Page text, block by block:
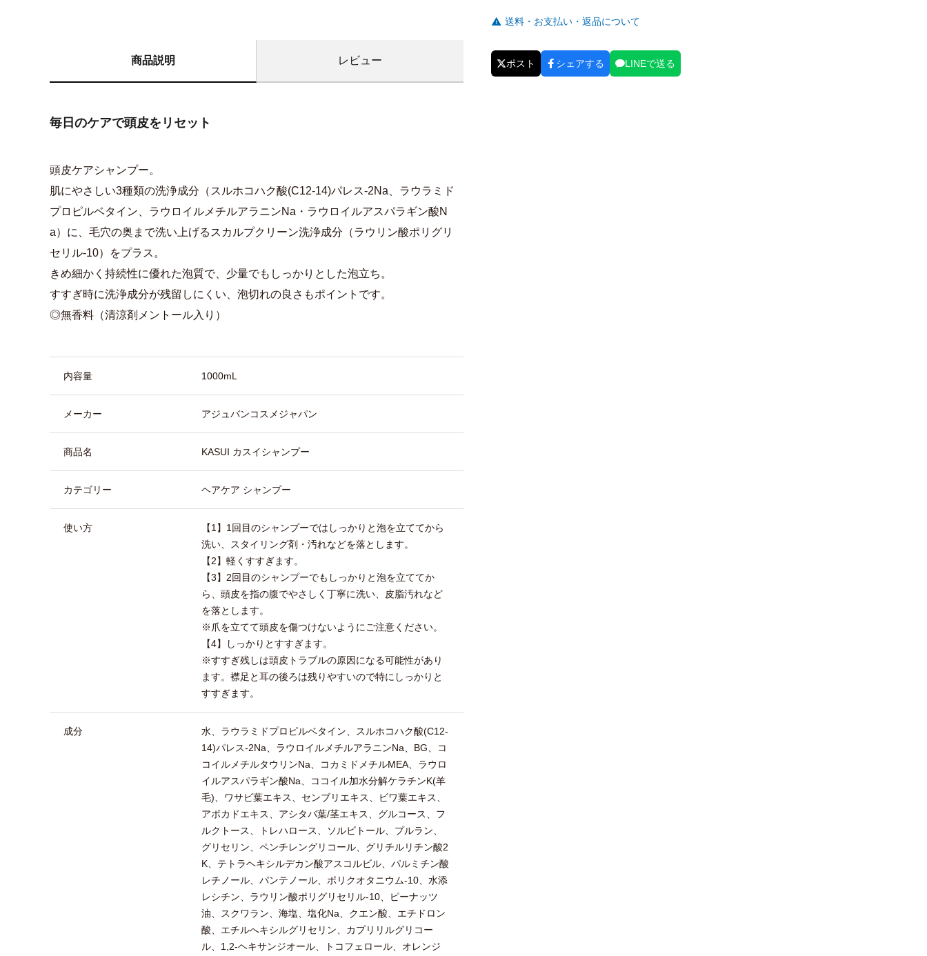
商品説明 レビュー
毎日のケアで頭皮をリセット
頭皮ケアシャンプー。
肌にやさしい3種類の洗浄成分（スルホコハク酸(C12-14)パレス-2Na、ラウラミド
プロピルベタイン、ラウロイルメチルアラニンNa・ラウロイルアスパラギン酸N
a）に、毛穴の奥まで洗い上げるスカルプクリーン洗浄成分（ラウリン酸ポリグリ
セリル-10）をプラス。
きめ細かく持続性に優れた泡質で、少量でもしっかりとした泡立ち。
すすぎ時に洗浄成分が残留しにくい、泡切れの良さもポイントです。
◎無香料（清涼剤メントール入り）
内容量 1000mL
メーカー アジュバンコスメジャパン
商品名 KASUI カスイシャンプー
カテゴリー ヘアケア シャンプー
使い方
【1】1回目のシャンプーではしっかりと泡を立ててから
洗い、スタイリング剤・汚れなどを落とします。
【2】軽くすすぎます。
【3】2回目のシャンプーでもしっかりと泡を立ててか
ら、頭皮を指の腹でやさしく丁寧に洗い、皮脂汚れなど
を落とします。
※爪を立てて頭皮を傷つけないようにご注意ください。
【4】しっかりとすすぎます。
※すすぎ残しは頭皮トラブルの原因になる可能性があり
ます。襟足と耳の後ろは残りやすいので特にしっかりと
すすぎます。
成分
水、ラウラミドプロピルベタイン、スルホコハク酸(C12-
14)パレス-2Na、ラウロイルメチルアラニンNa、BG、コ
コイルメチルタウリンNa、コカミドメチルMEA、ラウロ
イルアスパラギン酸Na、ココイル加水分解ケラチンK(羊
毛)、ワサビ葉エキス、センブリエキス、ビワ葉エキス、
アボカドエキス、アシタバ葉/茎エキス、グルコース、フ
ルクトース、トレハロース、ソルビトール、プルラン、
グリセリン、ペンチレングリコール、グリチルリチン酸2
K、テトラヘキシルデカン酸アスコルビル、パルミチン酸
レチノール、パンテノール、ポリクオタニウム-10、水添
レシチン、ラウリン酸ポリグリセリル-10、ピーナッツ
油、スクワラン、海塩、塩化Na、クエン酸、エチドロン
酸、エチルへキシルグリセリン、カプリリルグリコー
ル、1,2-ヘキサンジオール、トコフェロール、オレンジ
送料・お支払い・返品について
ポスト シェアする LINEで送る